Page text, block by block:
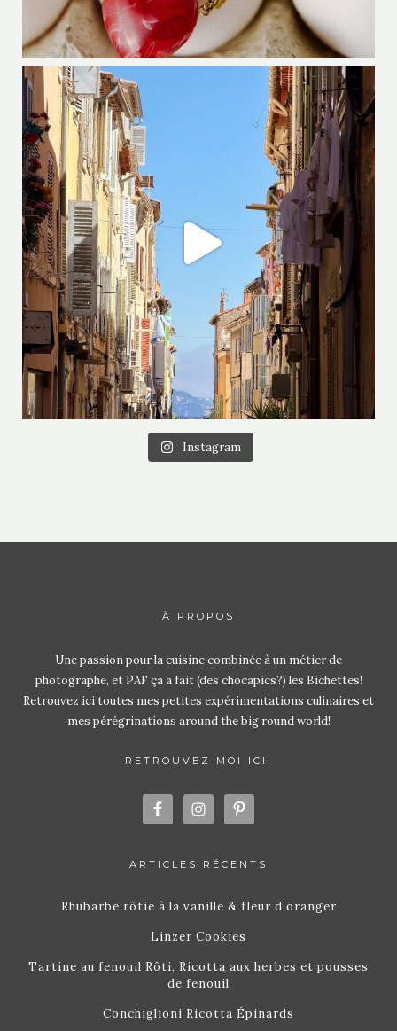
Instagram
À PROPOS
Une passion pour la cuisine combinée à un métier de
photographe, et PAF ça a fait (des chocapics?) les Bichettes!
Retrouvez ici toutes mes petites expérimentations culinaires et
mes pérégrinations around the big round world!
RETROUVEZ MOI ICI!
ARTICLES RÉCENTS
Rhubarbe rôtie à la vanille & fleur d’oranger
Linzer Cookies
Tartine au fenouil Rôti, Ricotta aux herbes et pousses
de fenouil
Conchiglioni Ricotta Épinards